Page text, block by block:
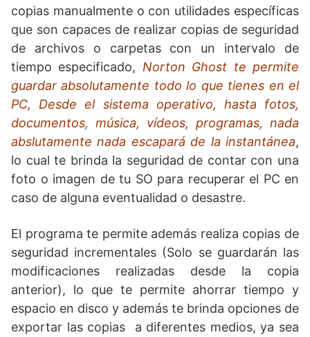
copias manualmente o con utilidades específicas
que son capaces de realizar copias de seguridad
de archivos o carpetas con un intervalo de
tiempo especificado, Norton Ghost te permite
guardar absolutamente todo lo que tienes en el
PC, Desde el sistema operativo, hasta fotos,
documentos, música, vídeos, programas, nada
abslutamente nada escapará de la instantánea,
lo cual te brinda la seguridad de contar con una
foto o imagen de tu SO para recuperar el PC en
caso de alguna eventualidad o desastre.
El programa te permite además realiza copias de
seguridad incrementales (Solo se guardarán las
modificaciones realizadas desde la copia
anterior), lo que te permite ahorrar tiempo y
espacio en disco y además te brinda opciones de
exportar las copias a diferentes medios, ya sea